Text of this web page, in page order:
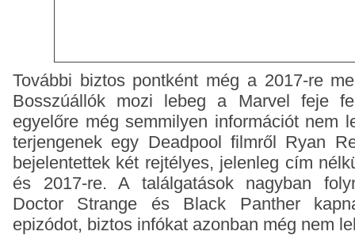
További biztos pontként még a 2017-re
Bosszúállók mozi lebeg a Marvel feje
egyelőre még semmilyen információt nem
terjengenek egy Deadpool filmről Ryan
bejelentettek két rejtélyes, jelenleg cím
és 2017-re. A találgatások nagyban
Doctor Strange és Black Panther
epizódot, biztos infókat azonban még nem